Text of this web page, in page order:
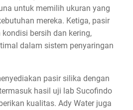
untuk memilih ukuran yang
mereka. Ketiga, pasir
bersih dan kering,
dalam sistem penyaringan
pasir silika dengan
hasil uji lab Sucofindo
kualitas. Ady Water juga